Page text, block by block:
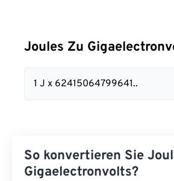
Joules Zu
1 J x 62415064799641..
So konvertieren Sie
Gigaelectronvolts?